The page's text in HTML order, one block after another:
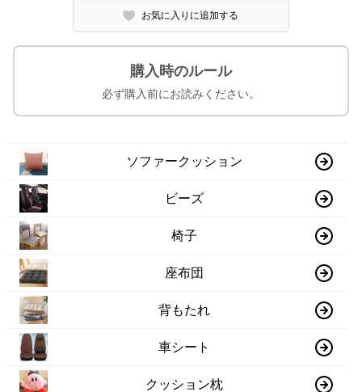
お気に入りに追加する
購入時のルール
必ず購入前にお読みください。
ソファークッション
ビーズ
椅子
座布団
背もたれ
車シート
クッション枕